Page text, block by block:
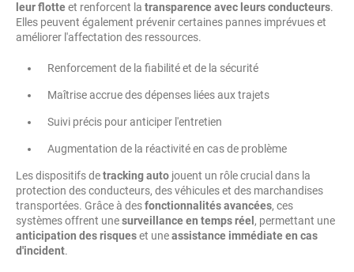
leur flotteet renforcent la transparence avec leurs conducteurs.
Elles peuvent également prévenir certaines pannes imprévues et
améliorer l'affectation des ressources.
Renforcement de la fiabilité et de la sécurité
Maîtrise accrue des dépenses liées aux trajets
Suivi précis pour anticiper l'entretien
Augmentation de la réactivité en cas de problème
Les dispositifs detracking auto jouent un rôle crucial dans la
protection des conducteurs, des véhicules et des marchandises
transportées. Grâce à desfonctionnalités avancées, ces
systèmes offrent unesurveillance en temps réel , permettant une
anticipation des risqueset uneassistance immédiate en cas
d'incident.